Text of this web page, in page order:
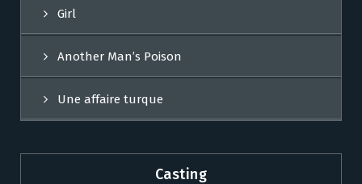
Girl
Another Man’s Poison
Une affaire turque
Casting